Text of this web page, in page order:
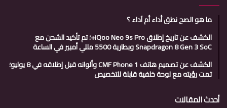
ما هو الصح نطق أداء أم آداء ؟
الكشف عن تاريخ إطلاق iQoo Neo 9s Pro+؛ تم تأكيد الشحن مع
Snapdragon 8 Gen 3 SoC وبطارية 5500 مللي أمبير في الساعة
الكشف عن تصميم هاتف CMF Phone 1 وألوانه قبل إطلاقه في 8 يوليو؛
تمت رؤيته مع لوحة خلفية قابلة للتخصيص
أحدث المقالات